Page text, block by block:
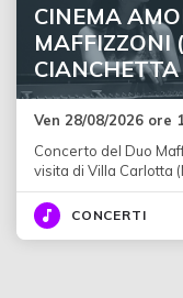
CINEMA
MAFFIZZONI
Ven 28/08/2026 ore
Concerto del Duo
visita di Villa Carlotta
CONCERTI